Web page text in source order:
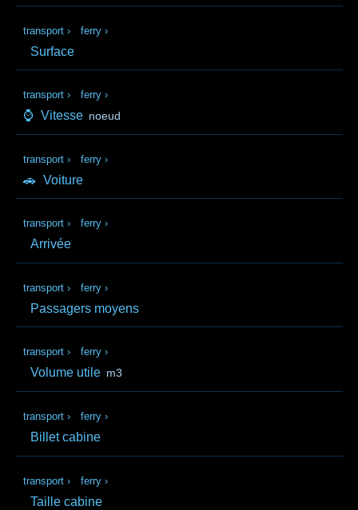
transport › ferry ›
Surface
transport › ferry ›
⌚ Vitesse noeud
transport › ferry ›
🚗 Voiture
transport › ferry ›
Arrivée
transport › ferry ›
Passagers moyens
transport › ferry ›
Volume utile m3
transport › ferry ›
Billet cabine
transport › ferry ›
Taille cabine